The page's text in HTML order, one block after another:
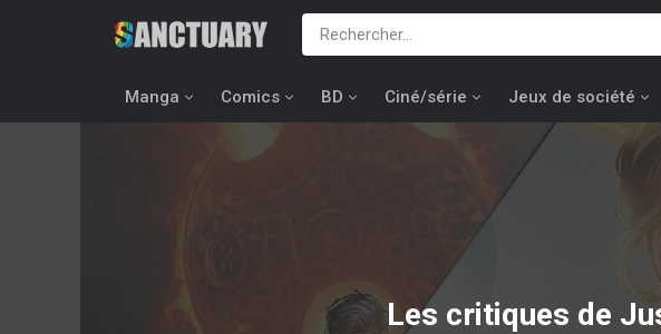
Manga Comics BD Ciné/série Jeux de société
Les critiques de